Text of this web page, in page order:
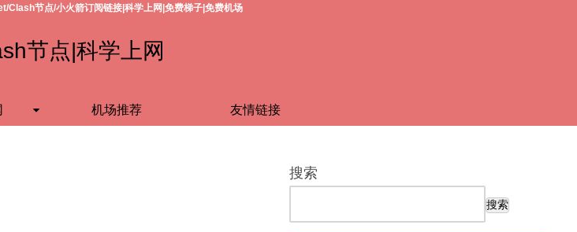
节点/小火箭订阅链接|科学上网|免费梯子|免费机场
节点|科学上网
机场推荐 友情链接
搜索
搜索